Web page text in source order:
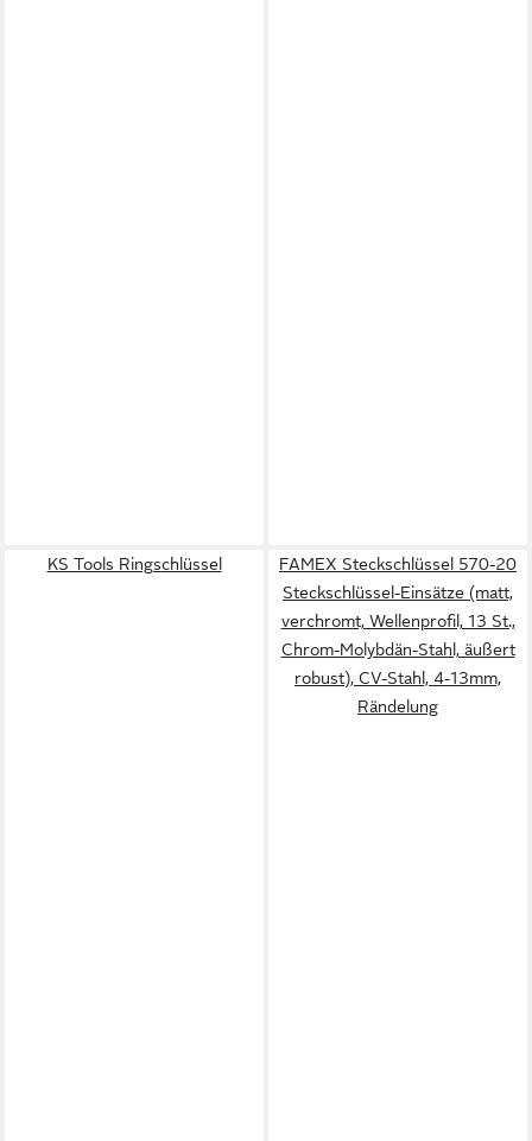
KS Tools Ringschlüssel
FAMEX Steckschlüssel 570-20
Steckschlüssel-Einsätze (matt,
verchromt, Wellenprofil, 13 St.,
Chrom-Molybdän-Stahl, äußert
robust), CV-Stahl, 4-13mm,
Rändelung